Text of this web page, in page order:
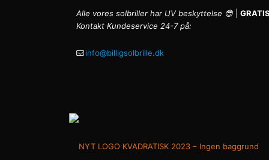
Alle vores solbriller har UV beskyttelse 😎
Kontakt Kundeservice 24-7 på:
info@billigsolbrille.dk